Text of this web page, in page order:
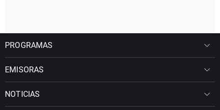
PROGRAMAS
EMISORAS
NOTICIAS